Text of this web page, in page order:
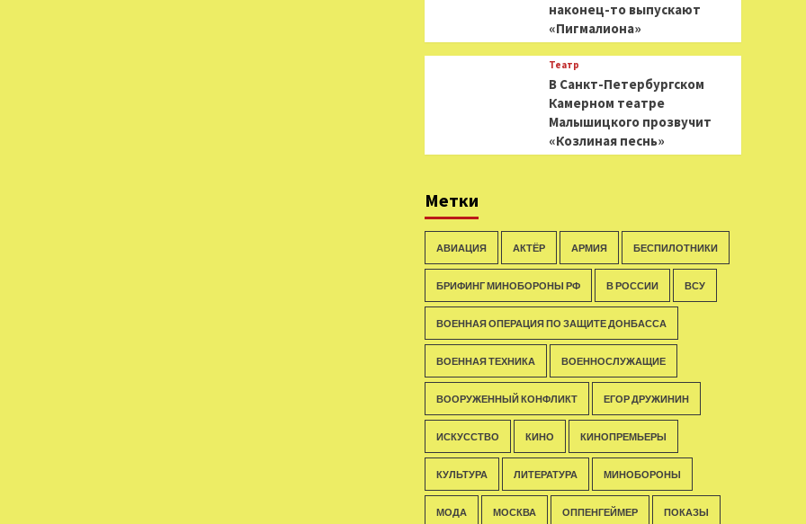
наконец-то выпускают
«Пигмалиона»
Театр
В Санкт-Петербургском
Камерном театре
Малышицкого прозвучит
«Козлиная песнь»
Метки
АВИАЦИЯ АКТЁР АРМИЯ БЕСПИЛОТНИКИ
БРИФИНГ МИНОБОРОНЫ РФ В РОССИИ ВСУ
ВОЕННАЯ ОПЕРАЦИЯ ПО ЗАЩИТЕ ДОНБАССА
ВОЕННАЯ ТЕХНИКА ВОЕННОСЛУЖАЩИЕ
ВООРУЖЕННЫЙ КОНФЛИКТ ЕГОР ДРУЖИНИН
ИСКУССТВО КИНО КИНОПРЕМЬЕРЫ
КУЛЬТУРА ЛИТЕРАТУРА МИНОБОРОНЫ
МОДА МОСКВА ОППЕНГЕЙМЕР ПОКАЗЫ